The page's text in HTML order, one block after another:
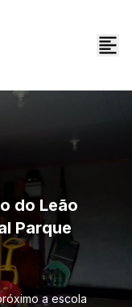
do Leão
Parque
a escola